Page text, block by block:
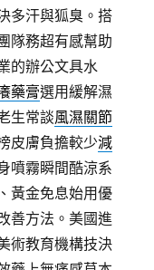
多汗與狐臭。搭
隊務超有感幫助
的辦公文具水
藥膏選用緩解濕
生常談風濕關節
皮膚負擔較少減
噴霧瞬間酷涼系
黃金免息始用優
善方法。美國進
術教育機構技決